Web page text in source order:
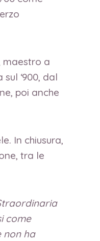
maestro a
‘900, dal
poi anche
In chiusura,
tra le
come
non ha